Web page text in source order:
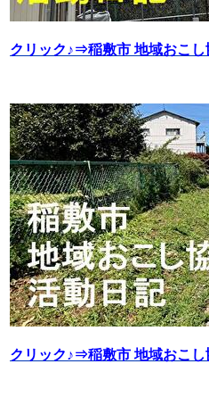
クリック♪⇒稲敷市 地域おこし
クリック♪⇒稲敷市 地域おこし